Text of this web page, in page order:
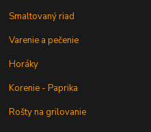
Smaltovaný riad
Varenie a pečenie
Horáky
Korenie - Paprika
Rošty na grilovanie